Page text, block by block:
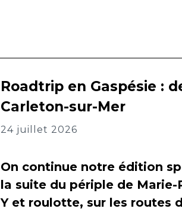
Roadtrip en Gaspésie :
Carleton-sur-Mer
24 juillet 2026
On continue notre édition
la suite du périple de Marie-
Y et roulotte, sur les routes